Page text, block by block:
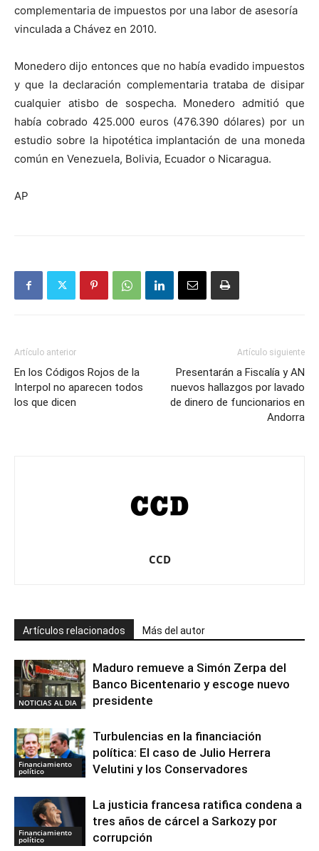
complementaria de impuestos por una labor de asesoría
vinculada a Chávez en 2010.
Monedero dijo entonces que no había evadido impuestos
y que la declaración complementaria trataba de disipar
cualquier atisbo de sospecha. Monedero admitió que
había cobrado 425.000 euros (476.390 dólares) por un
estudio sobre la hipotética implantación de una moneda
común en Venezuela, Bolivia, Ecuador o Nicaragua.
AP
Artículo anterior
En los Códigos Rojos de la
Interpol no aparecen todos
los que dicen
Artículo siguiente
Presentarán a Fiscalía y AN
nuevos hallazgos por lavado
de dinero de funcionarios en
Andorra
CCD
Artículos relacionados Más del autor
NOTICIAS AL DIA
Maduro remueve a Simón Zerpa del
Banco Bicentenario y escoge nuevo
presidente
Financiamiento
político
Turbulencias en la financiación
política: El caso de Julio Herrera
Velutini y los Conservadores
Financiamiento
político
La justicia francesa ratifica condena a
tres años de cárcel a Sarkozy por
corrupción